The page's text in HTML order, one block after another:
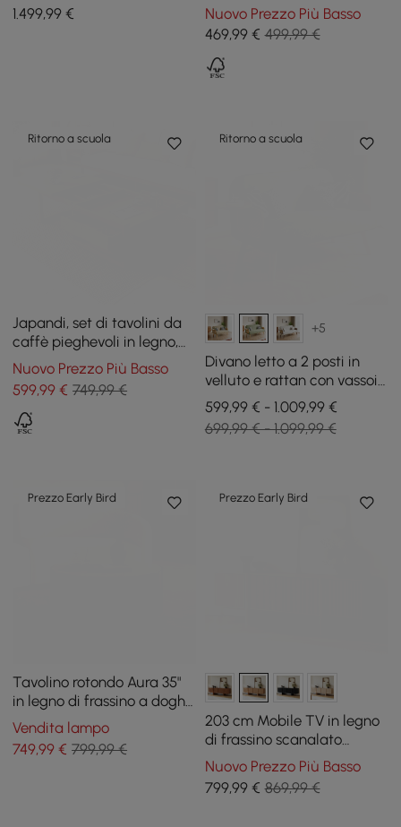
tavolino laterale
1.499,99 €
naturale naturale Stria
1200mm con contenitore
Nuovo Prezzo Più Basso
469,99€ 499,99 €
Ritorno a scuola
Japandi, set di tavolini da
caffè pieghevoli in legno,
tavolo da pranzo, in rattan,
con accento incassato
Nuovo Prezzo Più Basso
599,99 € 749,99 €
Ritorno a scuola
+5
Divano letto a 2 posti in
velluto e rattan con vassoio
girevole
599,99 € - 1.009,99 €
699,99 € - 1.099,99 €
Prezzo Early Bird
Tavolino rotondo Aura 35"
in legno di frassino a doghe
con piano in pietra
sinterizzata
Vendita lampo
749,99 € 799,99 €
Prezzo Early Bird
203 cm Mobile TV in legno
di frassino scanalato
naturale con armadietti
Nuovo Prezzo Più Basso
799,99€ 869,99 €